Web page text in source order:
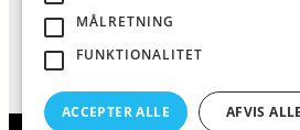
Tlf: 7876 8672
Mail:info@al-fa.dk
MÅLRETNING
FUNKTIONALITET
ACCEPTER ALLE AFVIS ALLE